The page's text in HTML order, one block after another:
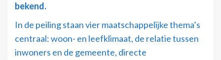
bekend.
In de peiling staan vier maatschappelijke thema’s
centraal: woon- en leefklimaat, de relatie tussen
inwoners en de gemeente, directe